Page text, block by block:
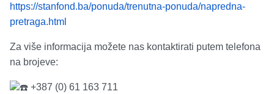
https://stanfond.ba/ponuda/trenutna-ponuda/napredna-
pretraga.html
Za više informacija možete nas kontaktirati putem telefona
na brojeve:
+387 (0) 61 163 711